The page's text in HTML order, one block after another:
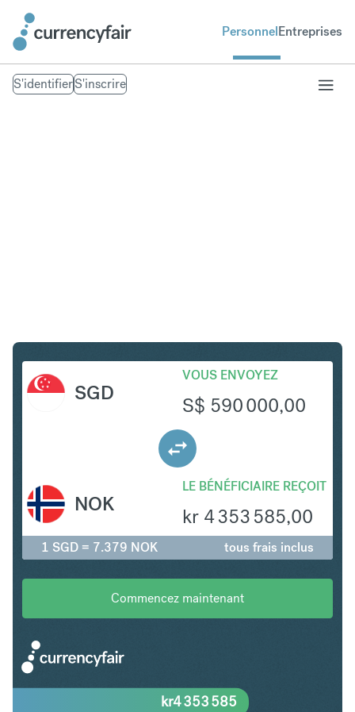
PersonnelEntreprises
S'identifierS'inscrire
SGD
VOUS ENVOYEZ
S$ 590 000,00
LE BÉNÉFICIAIRE REÇOIT
kr 4 353 585,00
NOK
1 SGD = 7.379 NOK tous frais inclus
Commencez maintenant
kr4 353 585